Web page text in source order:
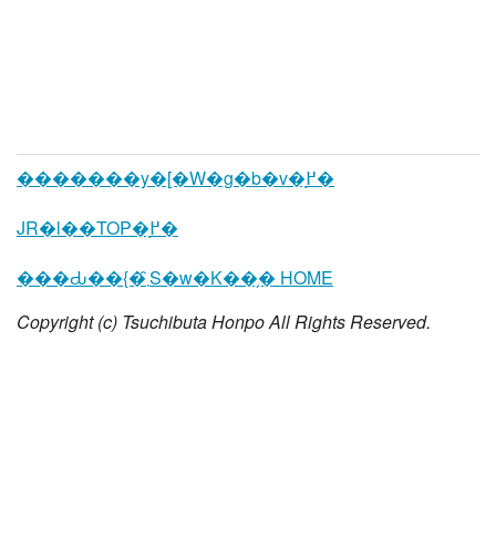
�������y�[�W�g�b�v�֖߂�
JR�l��TOP�֖߂�
���Ԃ��{�܂̑S�w�K��̗� HOME
Copyright (c) Tsuchibuta Honpo All Rights Reserved.